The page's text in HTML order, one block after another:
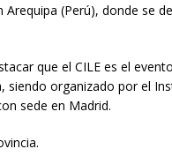
Arequipa (Perú), donde se
que el CILE es el
siendo organizado por el
sede en Madrid.